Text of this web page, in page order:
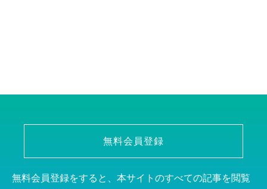
無料会員登録
無料会員登録をすると、本サイトのすべての記事を閲覧